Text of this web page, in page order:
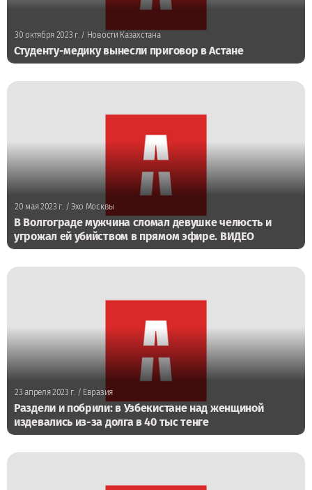
30 октября 2023 г./ Новости Казахстана
Студенту-медику вынесли приговор в Астане
20 мая 2023 г./ Эхо Москвы
В Волгограде мужчина сломал девушке челюсть и
угрожал ей убийством в прямом эфире. ВИДЕО
23 апреля 2023 г. / Евразия
Раздели и побрили: в Узбекистане над женщиной
издевались из-за долга в 40 тыс тенге